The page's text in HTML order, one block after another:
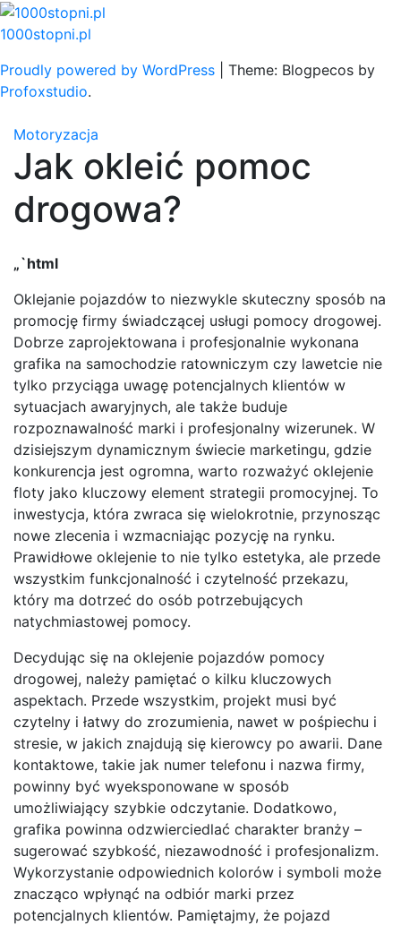
Skip
to
1000stopni.pl
Proudly powered by WordPress
Theme: Blogpecos by
Profoxstudio.
Motoryzacja
Jak okleić pomoc
drogowa?
„`html
Oklejanie pojazdów to niezwykle skuteczny sposób na
promocję firmy świadczącej usługi pomocy drogowej.
Dobrze zaprojektowana i profesjonalnie wykonana
grafika na samochodzie ratowniczym czy lawetcie nie
tylko przyciąga uwagę potencjalnych klientów w
sytuacjach awaryjnych, ale także buduje
rozpoznawalność marki i profesjonalny wizerunek. W
dzisiejszym dynamicznym świecie marketingu, gdzie
konkurencja jest ogromna, warto rozważyć oklejenie
floty jako kluczowy element strategii promocyjnej. To
inwestycja, która zwraca się wielokrotnie, przynosząc
nowe zlecenia i wzmacniając pozycję na rynku.
Prawidłowe oklejenie to nie tylko estetyka, ale przede
wszystkim funkcjonalność i czytelność przekazu,
który ma dotrzeć do osób potrzebujących
natychmiastowej pomocy.
Decydując się na oklejenie pojazdów pomocy
drogowej, należy pamiętać o kilku kluczowych
aspektach. Przede wszystkim, projekt musi być
czytelny i łatwy do zrozumienia, nawet w pośpiechu i
stresie, w jakich znajdują się kierowcy po awarii. Dane
kontaktowe, takie jak numer telefonu i nazwa firmy,
powinny być wyeksponowane w sposób
umożliwiający szybkie odczytanie. Dodatkowo,
grafika powinna odzwierciedlać charakter branży –
sugerować szybkość, niezawodność i profesjonalizm.
Wykorzystanie odpowiednich kolorów i symboli może
znacząco wpłynąć na odbiór marki przez
potencjalnych klientów. Pamiętajmy, że pojazd